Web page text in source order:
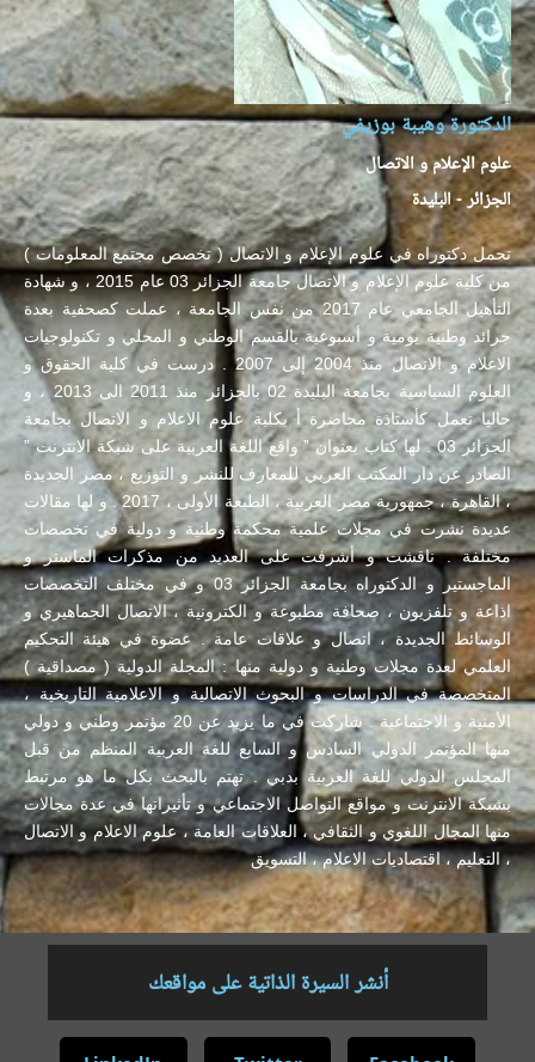
الدكتورة وهيبة بوزيفي
علوم الإعلام و الاتصال
الجزائر - البليدة
تحمل دكتوراه في علوم الإعلام و الاتصال ( تخصص مجتمع المعلومات )
من كلية علوم الإعلام و الاتصال جامعة الجزائر 03 عام 2015 ، و شهادة
التأهيل الجامعي عام 2017 من نفس الجامعة ، عملت كصحفية بعدة
جرائد وطنية يومية و أسبوعية بالقسم الوطني و المحلي و تكنولوجيات
الاعلام و الاتصال منذ 2004 إلى 2007 . درست في كلية الحقوق و
العلوم السياسية بجامعة البليدة 02 بالجزائر منذ 2011 الى 2013 ، و
حاليا تعمل كأستاذة محاضرة أ بكلية علوم الاعلام و الاتصال بجامعة
الجزائر 03 . لها كتاب بعنوان ” واقع اللغة العربية على شبكة الانترنت ”
الصادر عن دار المكتب العربي للمعارف للنشر و التوزيع ، مصر الجديدة
، القاهرة ، جمهورية مصر العربية ، الطبعة الأولى ، 2017 . و لها مقالات
عديدة نشرت في مجلات علمية محكمة وطنية و دولية في تخصصات
مختلفة . ناقشت و أشرفت على العديد من مذكرات الماستر و
الماجستير و الدكتوراه بجامعة الجزائر 03 و في مختلف التخصصات
اذاعة و تلفزيون ، صحافة مطبوعة و الكترونية ، الاتصال الجماهيري و
الوسائط الجديدة ، اتصال و علاقات عامة . عضوة في هيئة التحكيم
العلمي لعدة مجلات وطنية و دولية منها : المجلة الدولية ( مصداقية )
المتخصصة في الدراسات و البحوث الاتصالية و الاعلامية التاريخية ،
الأمنية و الاجتماعية . شاركت في ما يزيد عن 20 مؤتمر وطني و دولي
منها المؤتمر الدولي السادس و السابع للغة العربية المنظم من قبل
المجلس الدولي للغة العربية بدبي . تهتم بالبحث بكل ما هو مرتبط
بشبكة الانترنت و مواقع التواصل الاجتماعي و تأثيراتها في عدة مجالات
منها المجال اللغوي و الثقافي ، العلاقات العامة ، علوم الاعلام و الاتصال
، التعليم ، اقتصاديات الاعلام ، التسويق
أنشر السيرة الذاتية على مواقعك